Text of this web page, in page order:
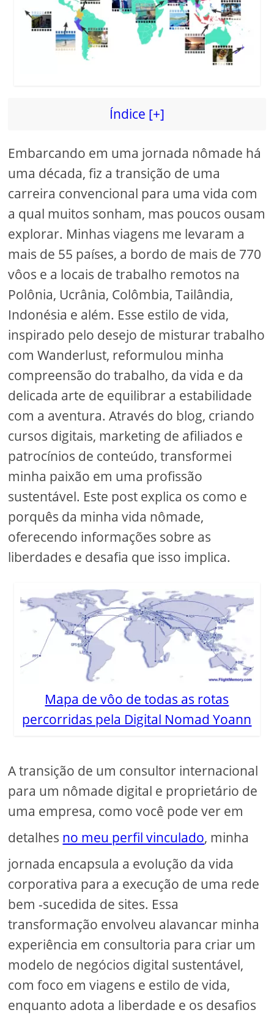
Índice [+]
Embarcando em uma jornada nômade há
uma década, fiz a transição de uma
carreira convencional para uma vida com
a qual muitos sonham, mas poucos ousam
explorar. Minhas viagens me levaram a
mais de 55 países, a bordo de mais de 770
vôos e a locais de trabalho remotos na
Polônia, Ucrânia, Colômbia, Tailândia,
Indonésia e além. Esse estilo de vida,
inspirado pelo desejo de misturar trabalho
com Wanderlust, reformulou minha
compreensão do trabalho, da vida e da
delicada arte de equilibrar a estabilidade
com a aventura. Através do blog, criando
cursos digitais, marketing de afiliados e
patrocínios de conteúdo, transformei
minha paixão em uma profissão
sustentável. Este post explica os como e
porquês da minha vida nômade,
oferecendo informações sobre as
liberdades e desafia que isso implica.
Mapa de vôo de todas as rotas
percorridas pela Digital Nomad Yoann
A transição de um consultor internacional
para um nômade digital e proprietário de
uma empresa, como você pode ver em
detalhes no meu perfil vinculado, minha
jornada encapsula a evolução da vida
corporativa para a execução de uma rede
bem -sucedida de sites. Essa
transformação envolveu alavancar minha
experiência em consultoria para criar um
modelo de negócios digital sustentável,
com foco em viagens e estilo de vida,
enquanto adota a liberdade e os desafios